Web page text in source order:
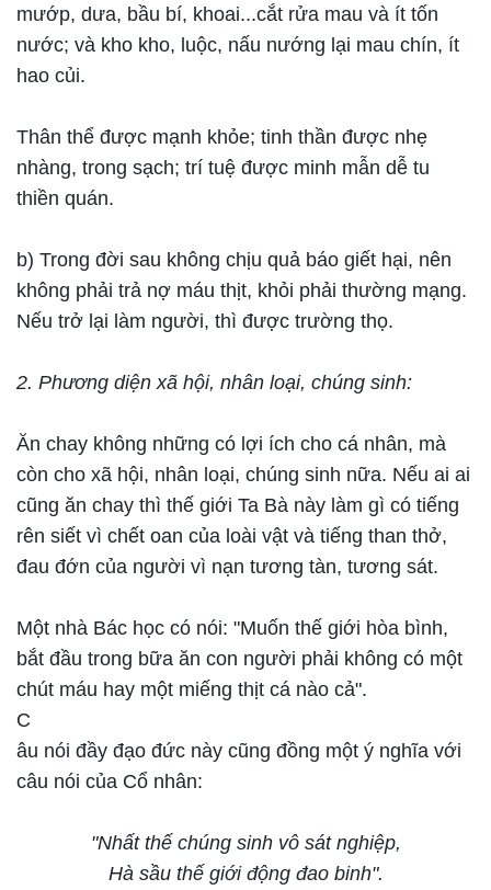
mướp, dưa, bầu bí, khoai...cắt rửa mau và ít tốn
nước; và kho kho, luộc, nấu nướng lại mau chín, ít
hao củi.
Thân thể được mạnh khỏe; tinh thần được nhẹ
nhàng, trong sạch; trí tuệ được minh mẫn dễ tu
thiền quán.
b) Trong đời sau không chịu quả báo giết hại, nên
không phải trả nợ máu thịt, khỏi phải thường mạng.
Nếu trở lại làm người, thì được trường thọ.
2. Phương diện xã hội, nhân loại, chúng sinh:
Ăn chay không những có lợi ích cho cá nhân, mà
còn cho xã hội, nhân loại, chúng sinh nữa. Nếu ai ai
cũng ăn chay thì thế giới Ta Bà này làm gì có tiếng
rên siết vì chết oan của loài vật và tiếng than thở,
đau đớn của người vì nạn tương tàn, tương sát.
Một nhà Bác học có nói: "Muốn thế giới hòa bình,
bắt đầu trong bữa ăn con người phải không có một
chút máu hay một miếng thịt cá nào cả".
C
âu nói đầy đạo đức này cũng đồng một ý nghĩa với
câu nói của Cổ nhân:
"Nhất thế chúng sinh vô sát nghiệp,
Hà sầu thế giới động đao binh".